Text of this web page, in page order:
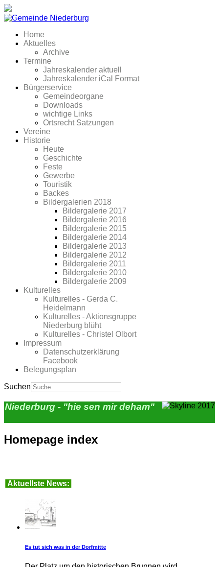
Home
Aktuelles
Archive
Termine
Jahreskalender aktuell
Jahreskalender iCal Format
Bürgerservice
Gemeindeorgane
Downloads
wichtige Links
Ortsrecht Satzungen
Vereine
Historie
Heute
Geschichte
Feste
Gewerbe
Touristik
Backes
Bildergalerien 2018
Bildergalerie 2017
Bildergalerie 2016
Bildergalerie 2015
Bildergalerie 2014
Bildergalerie 2013
Bildergalerie 2012
Bildergalerie 2011
Bildergalerie 2010
Bildergalerie 2009
Kulturelles
Kulturelles - Gerda C.
Heidelmann
Kulturelles - Aktionsgruppe
Niederburg blüht
Kulturelles - Christel Olbort
Impressum
Datenschutzerklärung
Facebook
Belegungsplan
Suchen
Niederburg - "hie sen mir deham"
Homepage index
Aktuellste News:
Es tut sich was in der Dorfmitte